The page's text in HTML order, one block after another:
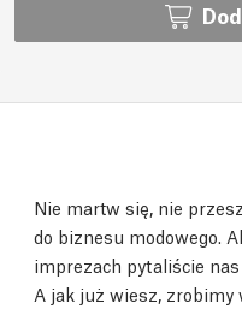
Nie martw się, nie
do biznesu modowego.
imprezach pytaliście
A jak już wiesz, zrobimy